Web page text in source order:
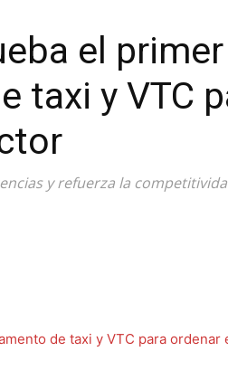
el primer
taxi y VTC
y refuerza la